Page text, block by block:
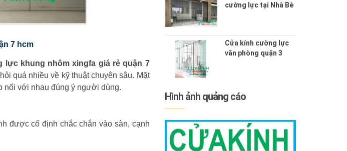
7 hcm
khung nhôm xingfa giá rẻ quận 7
quá nhiều về kỹ thuật chuyên sâu. Mặt
nối với nhau đúng ý người dùng.
được cố định chắc chắn vào sàn, cạnh
cường lực tại Nhà Bè
Cửa kính cường lực
văn phòng quận 3
Hình ảnh quảng cáo